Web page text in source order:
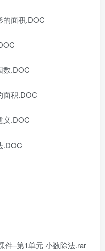
面积.DOC
.DOC
积.DOC
.DOC
–第1单元 小数除法.rar